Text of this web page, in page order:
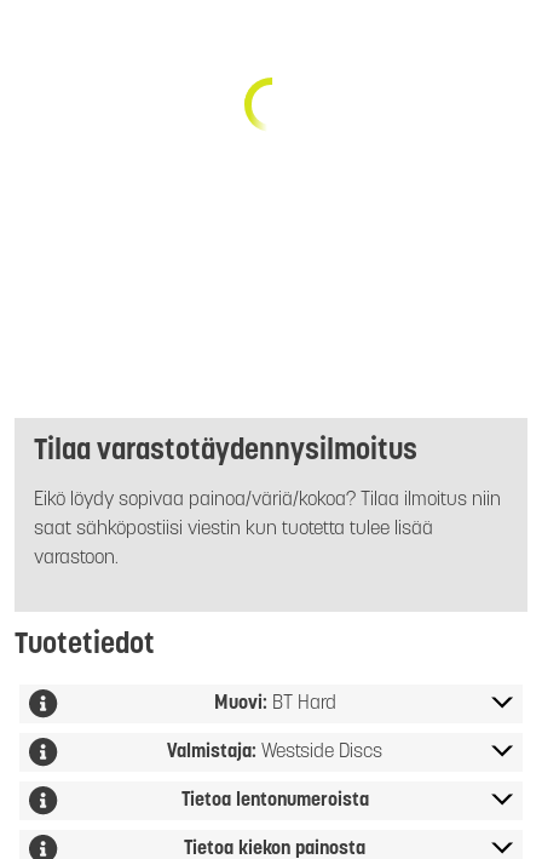
Tilaa varastotäydennysilmoitus
Eikö löydy sopivaa painoa/väriä/kokoa? Tilaa ilmoitus niin
saat sähköpostiisi viestin kun tuotetta tulee lisää
varastoon.
Tuotetiedot
Muovi: BT Hard
Valmistaja: Westside Discs
Tietoa lentonumeroista
Tietoa kiekon painosta